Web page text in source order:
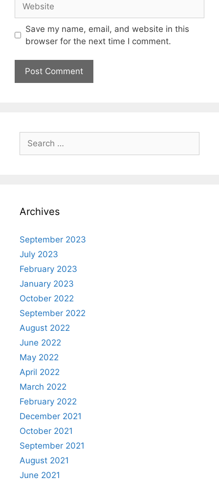
Save my name, email, and website in this
browser for the next time I comment.
Archives
September 2023
July 2023
February 2023
January 2023
October 2022
September 2022
August 2022
June 2022
May 2022
April 2022
March 2022
February 2022
December 2021
October 2021
September 2021
August 2021
June 2021